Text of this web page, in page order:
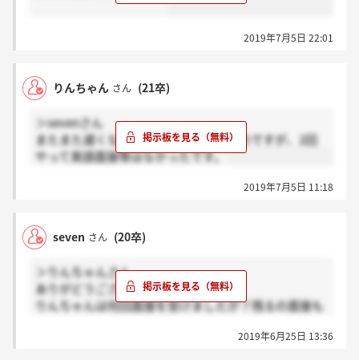
2019年7月5日 22:01
りんちゃん さん (21卒)
＞sevenさん
またまた遅くなってしまい申し訳ないのですが、2回
やって英語面接等はなかったです。
2019年7月5日 11:18
seven さん (20卒)
＞りんちゃんさん
ありがどうございました！
りんちゃんは何回面接を受けましたが？残るの面接も
2019年6月25日 13:36